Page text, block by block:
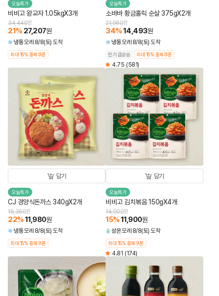
오늘특가
비비고 왕교자 1.05kgX3개
34,440원
21% 27,207원
냉동모레 8/8(토) 도착
최대 15% 중복쿠폰
오늘특가
소바바 황금홀릭 순살 375gX2개
21,960원
34%14,493원
냉동모레 8/8(토) 도착
인기 급상승 최대 15% 중복쿠폰
4.75 (581)
담기
오늘특가
CJ 경양식돈까스 340gX2개
15,360원
22%11,980원
냉동모레 8/8(토) 도착
최대 15% 중복쿠폰
담기
오늘특가
비비고 김치볶음 150gX4개
14,000원
15%11,900원
상온모레 8/8(토) 도착
최대 15% 중복쿠폰
4.81 (174)